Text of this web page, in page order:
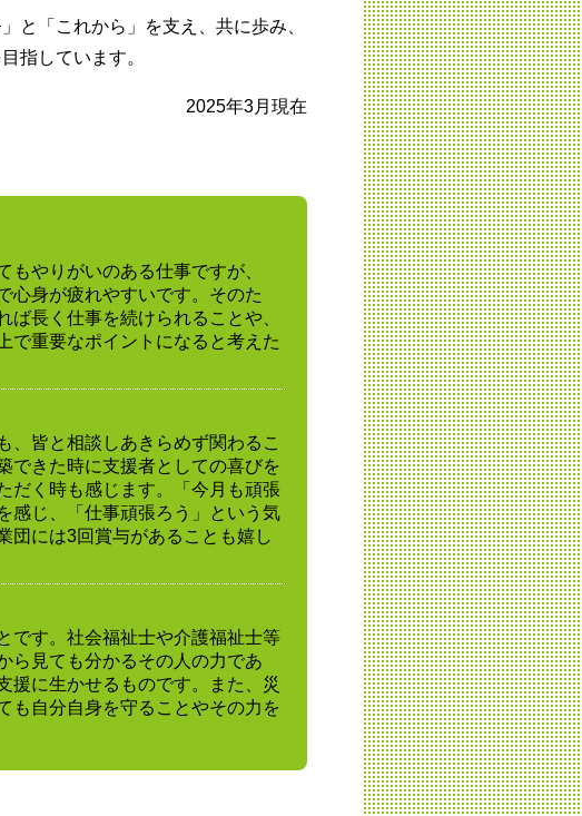
と「これから」を支え、共に歩み、
指しています。
2025年3月現在
やりがいのある仕事ですが、
心身が疲れやすいです。そのた
長く仕事を続けられることや、
で重要なポイントになると考えた
、皆と相談しあきらめず関わるこ
できた時に支援者としての喜びを
だく時も感じます。「今月も頑張
感じ、「仕事頑張ろう」という気
団には3回賞与があることも嬉し
です。社会福祉士や介護福祉士等
ら見ても分かるその人の力であ
援に生かせるものです。また、災
も自分自身を守ることやその力を